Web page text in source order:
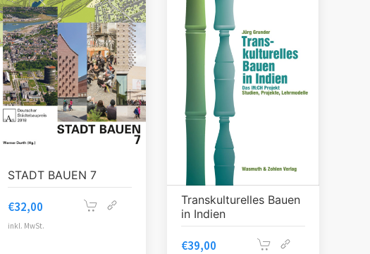
STADT BAUEN 7
€32,00
inkl. MwSt.
Transkulturelles Bauen
in Indien
€39,00